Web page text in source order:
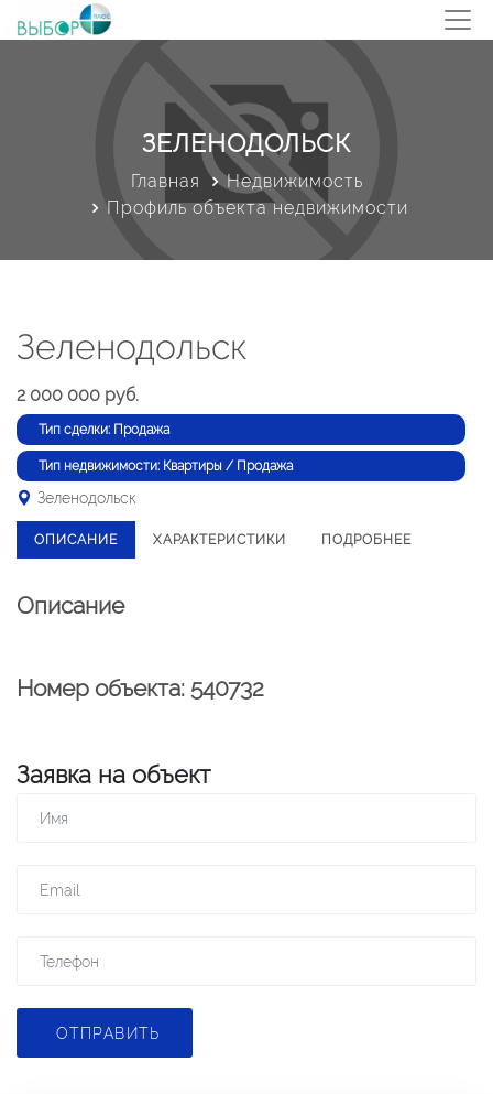
ЗЕЛЕНОДОЛЬСК
Главная
Недвижимость
Профиль объекта недвижимости
Зеленодольск
2 000 000 руб.
Тип сделки: Продажа
Тип недвижимости: Квартиры / Продажа
Зеленодольск
ОПИСАНИЕ ХАРАКТЕРИСТИКИ ПОДРОБНЕЕ
Описание
Номер объекта: 540732
Заявка на объект
ОТПРАВИТЬ